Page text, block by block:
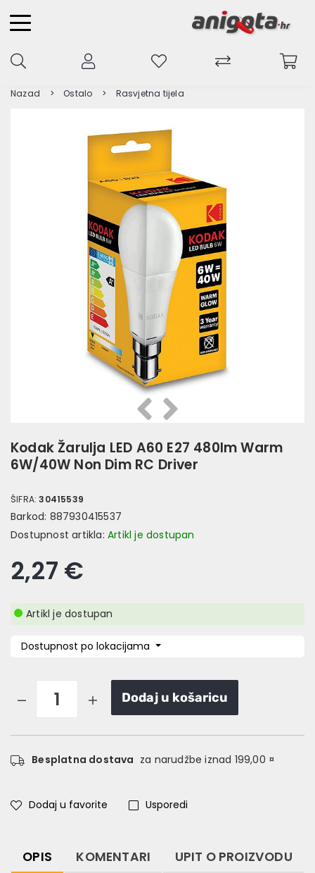
Nazad Ostalo Rasvjetna tijela
PrethodnaSlijedeća
Kodak Žarulja LED A60 E27 480lm Warm
6W/40W Non Dim RC Driver
ŠIFRA:30415539
Barkod: 887930415537
Dostupnost artikla: Artikl je dostupan
2,27 €
Artikl je dostupan
Dostupnost po lokacijama
Dodaj u košaricu
Besplatna dostava za narudžbe iznad 199,00 ¤
Dodaj u favorite Usporedi
OPIS KOMENTARI UPIT O PROIZVODU